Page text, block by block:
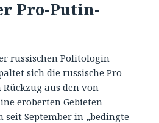
Pro-Putin-
russischen Politologin
sich die russische Pro-
aus den von
eroberten Gebieten
seit September in „bedingte